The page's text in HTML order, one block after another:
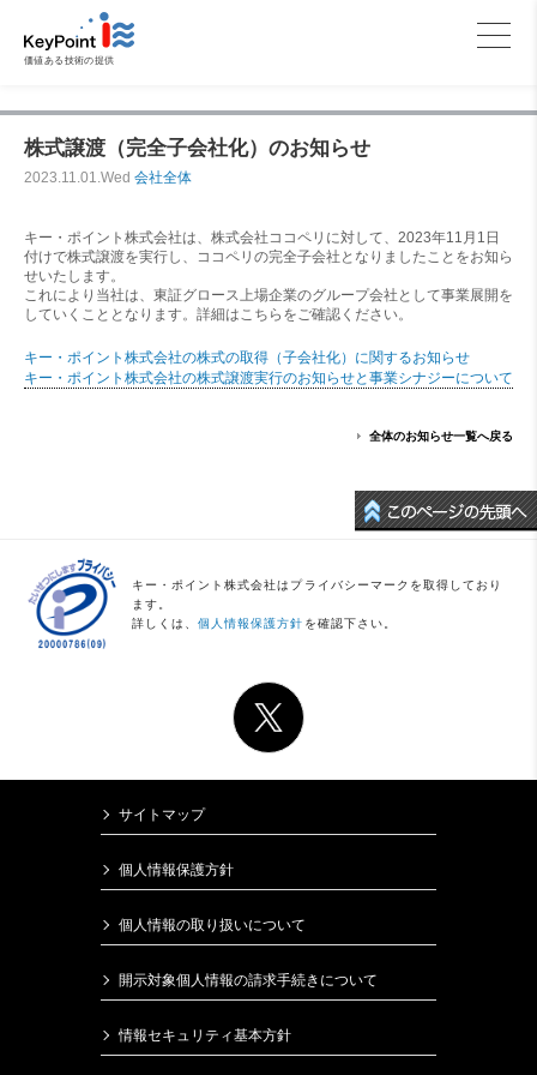
価値ある技術の提供
株式譲渡（完全子会社化）のお知らせ
2023.11.01.Wed 会社全体
キー・ポイント株式会社は、株式会社ココペリに対して、2023年11月1日
付けで株式譲渡を実行し、ココペリの完全子会社となりましたことをお知ら
せいたします。
これにより当社は、東証グロース上場企業のグループ会社として事業展開を
していくこととなります。詳細はこちらをご確認ください。
キー・ポイント株式会社の株式の取得（子会社化）に関するお知らせ
キー・ポイント株式会社の株式譲渡実行のお知らせと事業シナジーについて
全体のお知らせ一覧へ戻る
キー・ポイント株式会社はプライバシーマークを取得しており
ます。
詳しくは、個人情報保護方針 を確認下さい。
サイトマップ
個人情報保護方針
個人情報の取り扱いについて
開示対象個人情報の請求手続きについて
情報セキュリティ基本方針